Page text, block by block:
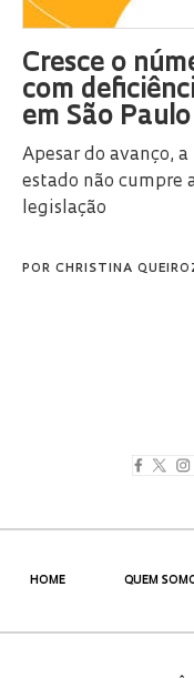
Cresce o
com
em São Paulo
Apesar do avanço,
estado não cumpre
legislação
POR CHRISTINA
HOME QUEM